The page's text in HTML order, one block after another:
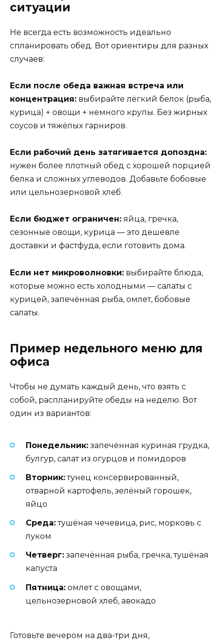
ситуации
Не всегда есть возможность идеально
спланировать обед. Вот ориентиры для разных
случаев:
Если после обеда важная встреча или
концентрация: выбирайте лёгкий белок (рыба,
курица) + овощи + немного крупы. Без жирных
соусов и тяжёлых гарниров.
Если рабочий день затягивается допоздна:
нужен более плотный обед с хорошей порцией
белка и сложных углеводов. Добавьте бобовые
или цельнозерновой хлеб.
Если бюджет ограничен: яйца, гречка,
сезонные овощи, курица — это дешевле
доставки и фастфуда, если готовить дома.
Если нет микроволновки: выбирайте блюда,
которые можно есть холодными — салаты с
курицей, запечённая рыба, омлет, бобовые
салаты.
Пример недельного меню для
офиса
Чтобы не думать каждый день, что взять с
собой, распланируйте обеды на неделю. Вот
один из вариантов:
Понедельник: запечённая куриная грудка,
булгур, салат из огурцов и помидоров
Вторник:тунец консервированный,
отварной картофель, зелёный горошек,
яйцо
Среда:тушёная чечевица, рис, морковь с
луком
Четверг: запечённая рыба, гречка, тушёная
капуста
Пятница: омлет с овощами,
цельнозерновой хлеб, авокадо
Готовьте вечером на два-три дня,